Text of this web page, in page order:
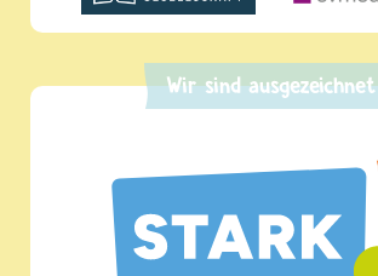
Wir sind ausgezeichnet